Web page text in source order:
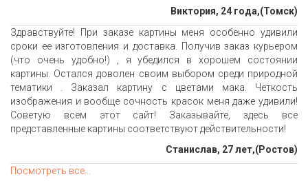
Виктория, 24 года,(Томск)
Здравствуйте! При заказе картины меня особенно удивили
сроки ее изготовления и доставка. Получив заказ курьером
(что очень удобно!) , я убедился в хорошем состоянии
картины. Остался доволен своим выбором среди природной
тематики . Заказал картину с цветами мака. Четкость
изображения и вообще сочность красок меня даже удивили!
Советую всем этот сайт! Заказывайте, здесь все
представленные картины соответствуют действительности!
Станислав, 27 лет,(Ростов)
Посмотреть все...